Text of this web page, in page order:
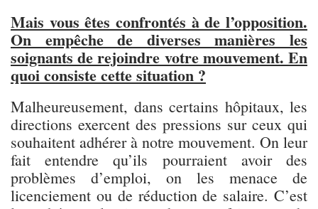
Mais vous êtes confrontés à de l’opposition.
On empêche de diverses manières les
soignants de rejoindre votre mouvement. En
quoi consiste cette situation ?
Malheureusement, dans certains hôpitaux, les
directions exercent des pressions sur ceux qui
souhaitent adhérer à notre mouvement. On leur
fait entendre qu’ils pourraient avoir des
problèmes d’emploi, on les menace de
licenciement ou de réduction de salaire. C’est